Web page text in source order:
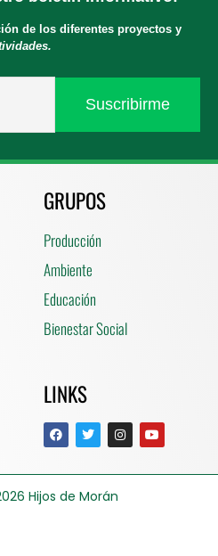
de los diferentes proyectos y
GRUPOS
Producción
Ambiente
Educación
Bienestar Social
LINKS
Hijos de Morán